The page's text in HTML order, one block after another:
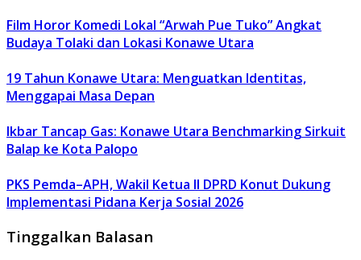
Film Horor Komedi Lokal “Arwah Pue Tuko” Angkat
Budaya Tolaki dan Lokasi Konawe Utara
19 Tahun Konawe Utara: Menguatkan Identitas,
Menggapai Masa Depan
Ikbar Tancap Gas: Konawe Utara Benchmarking Sirkuit
Balap ke Kota Palopo
PKS Pemda–APH, Wakil Ketua II DPRD Konut Dukung
Implementasi Pidana Kerja Sosial 2026
Tinggalkan Balasan